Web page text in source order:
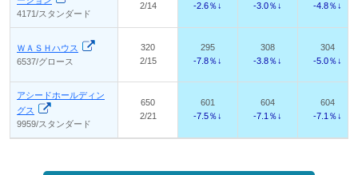
4171/スタンダード
2/14 -2.6％↓ -3.0％↓ -4.8％↓
ＷＡＳＨハウス
6537/グロース
320
2/15
295
-7.8％↓
308
-3.8％↓
304
-5.0％↓
アシードホールディン
グス
9959/スタンダード
650
2/21
601
-7.5％↓
604
-7.1％↓
604
-7.1％↓